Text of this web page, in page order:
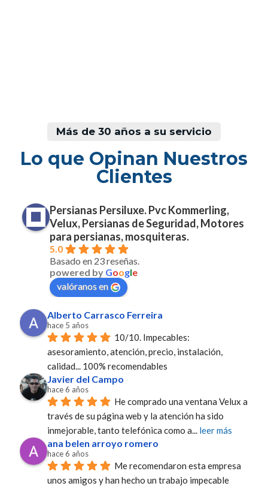
Más de 30 años a su servicio
Lo que Opinan Nuestros
Clientes
Persianas Persiluxe. Pvc Kommerling,
Velux, Persianas de Seguridad, Motores
para persianas, mosquiteras.
5.0
Basado en 23 reseñas.
powered by Google
valóranos en
Alberto Carrasco Ferreira
hace 5 años
10/10. Impecables:
asesoramiento, atención, precio, instalación,
calidad... 100% recomendables
Javier del Campo
hace 6 años
He comprado una ventana Velux a
través de su página web y la atención ha sido
inmejorable, tanto telefónica como a... leer más
ana belen arroyo romero
hace 6 años
Me recomendaron esta empresa
unos amigos y han hecho un trabajo impecable